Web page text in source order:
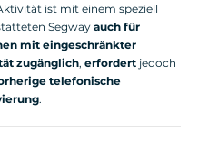
ist mit einem speziell
Segway auch für
mit eingeschränkter
zugänglich, erfordert jedoch
telefonische
.